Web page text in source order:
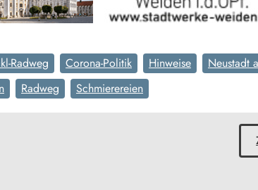
Radweg Corona-Politik Hinweise Neustadt
Radweg Schmierereien